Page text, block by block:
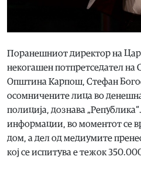
Поранешниот директор на
некогашен потпретседател
Општина Карпош, Стефан
осомничените лица во
полиција, дознава
информации, во моментот се
дом, а дел од медиумите
кој се испитува е тежок